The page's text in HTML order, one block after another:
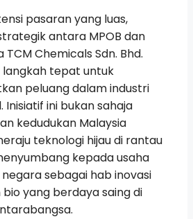
pasaran yang luas,
antara MPOB dan
TCM Chemicals Sdn. Bhd.
tepat untuk
peluang dalam industri
Inisiatif ini bukan sahaja
kedudukan Malaysia
teknologi hijau di rantau
kepada usaha
sebagai hab inovasi
yang berdaya saing di